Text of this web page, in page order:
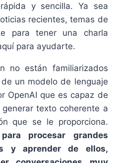
y sencilla. Ya sea
recientes, temas de
para tener una charla
para ayudarte.
no están familiarizados
un modelo de lenguaje
OpenAI que es capaz de
texto coherente a
que se le proporciona.
procesar grandes
y aprender de ellos,